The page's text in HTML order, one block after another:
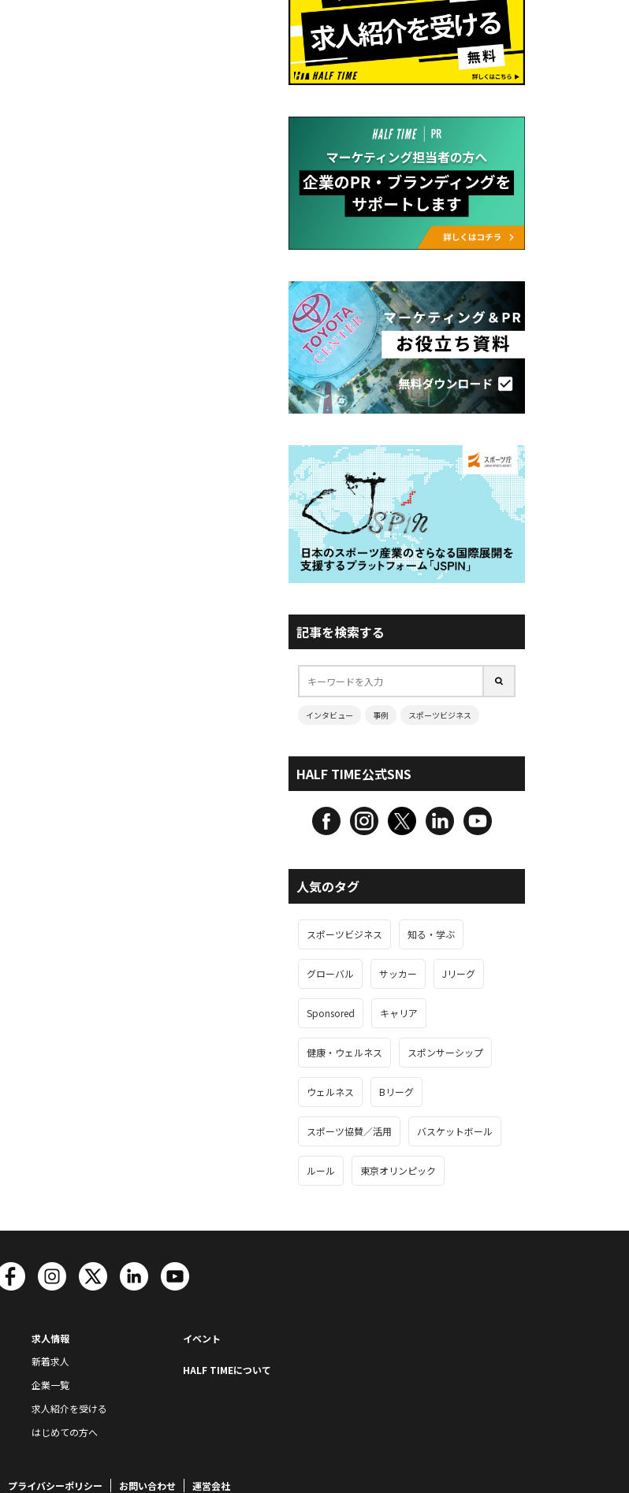
記事を検索する
インタビュー 事例 スポーツビジネス
HALF TIME公式SNS
人気のタグ
スポーツビジネス 知る・学ぶ
グローバル サッカー Jリーグ
Sponsored キャリア
健康・ウェルネス スポンサーシップ
ウェルネス Bリーグ
スポーツ協賛／活用 バスケットボール
ルール 東京オリンピック
求人情報
新着求人
企業一覧
求人紹介を受ける
はじめての方へ
イベント
HALF TIMEについて
プライバシーポリシー お問い合わせ 運営会社